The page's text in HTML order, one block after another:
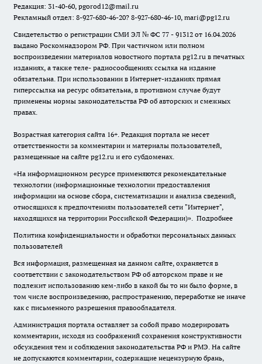
Редакция: 31-40-60, pgorod12@mail.ru
Рекламный отдел: 8-927-680-46-20? 8-927-680-46-10, mari@pg12.ru
Свидетельство о регистрации СМИ ЭЛ № ФС 77 - 91312 от 16.04.2026
выдано Роскомнадзором РФ. При частичном или полном
воспроизведении материалов новостного портала pg12.ru в печатных
изданиях, а также теле- радиосообщениях ссылка на издание
обязательна. При использовании в Интернет-изданиях прямая
гиперссылка на ресурс обязательна, в противном случае будут
применены нормы законодательства РФ об авторских и смежных
правах.
Возрастная категория сайта 16+. Редакция портала не несет
ответственности за комментарии и материалы пользователей,
размещенные на сайте pg12.ru и его субдоменах.
«На информационном ресурсе применяются рекомендательные
технологии (информационные технологии предоставления
информации на основе сбора, систематизации и анализа сведений,
относящихся к предпочтениям пользователей сети "Интернет",
находящихся на территории Российской Федерации)». Подробнее
Политика конфиденциальности и обработки персональных данных
пользователей
Вся информация, размещенная на данном сайте, охраняется в
соответствии с законодательством РФ об авторском праве и не
подлежит использованию кем-либо в какой бы то ни было форме, в
том числе воспроизведению, распространению, переработке не иначе
как с письменного разрешения правообладателя.
Администрация портала оставляет за собой право модерировать
комментарии, исходя из соображений сохранения конструктивности
обсуждения тем и соблюдения законодательства РФ и РМЭ. На сайте
не допускаются комментарии, содержащие нецензурную брань,